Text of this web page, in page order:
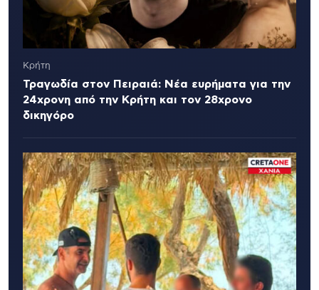
Κρήτη
Τραγωδία στον Πειραιά: Νέα ευρήματα για την
24χρονη από την Κρήτη και τον 28χρονο
δικηγόρο